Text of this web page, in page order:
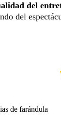
del
del
de farándula